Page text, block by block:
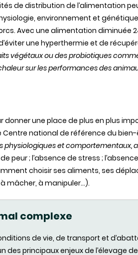
de distribution de l’alimentation
environnement et
Avec une alimentation diminuée
une hyperthermie et de
végétaux ou des probiotiques
sur les performances des
donner une place de plus en plus
Centre national de référence du
et comportementaux,
peur ; l’absence de stress ;
choisir ses aliments, ses
mâcher, à manipuler…).
complexe
de vie, de transport et
principaux enjeux de l’élevage